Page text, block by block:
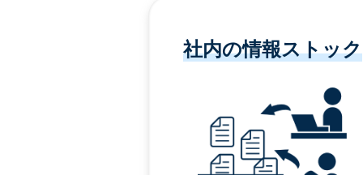
社内の情報ストック